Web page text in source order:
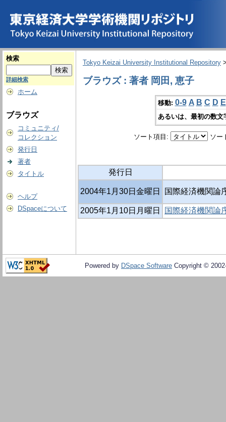
検索
詳細検索
ホーム
ブラウズ
コミュニティ/
コレクション
発行日
著者
タイトル
ヘルプ
DSpaceについて
Tokyo Keizai University Institutional Repository
ブラウズ : 著者 岡田, 恵子
移動: 0-9 A B C D E
あるいは、最初の数
ソート項目: ソー
発行日
2004年1月30日金曜日 国際経済機関論
2005年1月10日月曜日 国際経済機関論
Powered by DSpace Software Copyright ©